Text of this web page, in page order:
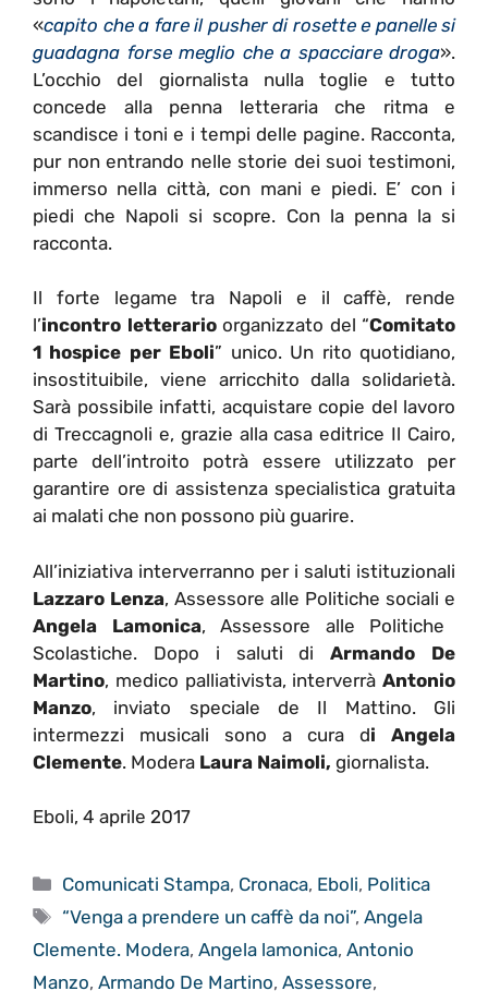
«capito che a fare il pusher di rosette e panelle si
guadagna forse meglio che a spacciare droga».
L’occhio del giornalista nulla toglie e tutto
concede alla penna letteraria che ritma e
scandisce i toni e i tempi delle pagine. Racconta,
pur non entrando nelle storie dei suoi testimoni,
immerso nella città, con mani e piedi. E’ con i
piedi che Napoli si scopre. Con la penna la si
racconta.
Il forte legame tra Napoli e il caffè, rende
l’incontro letterarioorganizzato del “Comitato
1 hospice per Eboli” unico. Un rito quotidiano,
insostituibile, viene arricchito dalla solidarietà.
Sarà possibile infatti, acquistare copie del lavoro
di Treccagnoli e, grazie alla casa editrice Il Cairo,
parte dell’introito potrà essere utilizzato per
garantire ore di assistenza specialistica gratuita
ai malati che non possono più guarire.
All’iniziativa interverranno per i saluti istituzionali
Lazzaro Lenza, Assessore alle Politiche sociali e
Angela Lamonica, Assessore alle Politiche
Scolastiche. Dopo i saluti diArmando De
Martino, medico palliativista, interverrà Antonio
Manzo, inviato speciale de Il Mattino. Gli
intermezzi musicali sono a cura di Angela
Clemente. Modera Laura Naimoli, giornalista.
Eboli, 4 aprile 2017
Categorie
Comunicati Stampa, Cronaca, Eboli, Politica
Tag
“Venga a prendere un caffè da noi”,Angela
Clemente. Modera, Angela lamonica, Antonio
Manzo, Armando De Martino, Assessore,